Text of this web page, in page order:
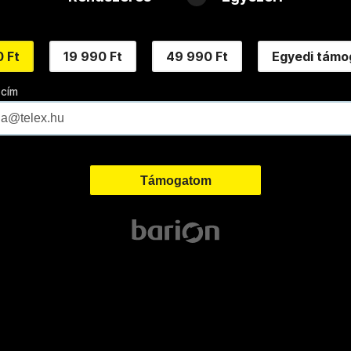
Ft 19 990 Ft 49 990 Ft Egyedi